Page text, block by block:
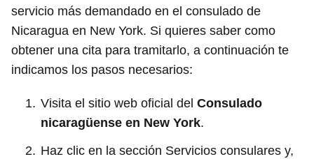
servicio más demandado en el consulado de
Nicaragua en New York. Si quieres saber como
obtener una cita para tramitarlo, a continuación te
indicamos los pasos necesarios:
Visita el sitio web oficial del Consulado
nicaragüense en New York.
Haz clic en la sección Servicios consulares y,